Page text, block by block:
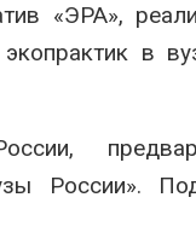
«ЭРА»,
в
России».